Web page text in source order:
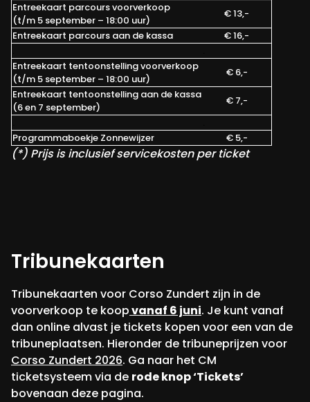
Entreekaart parcours voorverkoop
(t/m 5 september – 18:00 uur)
€ 13,-
Entreekaart parcours aan de kassa
€ 16,-
Entreekaart tentoonstelling voorverkoop
(t/m 5 september – 18:00 uur)
€ 6,-
Entreekaart tentoonstelling aan de kassa
(6 en 7 september)
€ 7,-
Programmaboekje Zonnewijzer
€ 5,-
(*) Prijs is inclusief servicekosten per ticket
Tribunekaarten
Tribunekaarten voor Corso Zundert zijn in de
voorverkoop te koopvanaf 6 juni. Je kunt vanaf
dan online alvast je tickets kopen voor een van de
tribuneplaatsen. Hieronder de tribuneprijzen voor
Corso Zundert 2026. Ga naar het CM
ticketsysteem via de rode knop ‘Tickets’
bovenaan deze pagina.